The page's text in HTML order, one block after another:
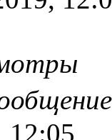
12:05